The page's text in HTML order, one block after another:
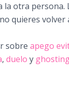
la otra persona.
quieres volver
sobre apego
, duelo y